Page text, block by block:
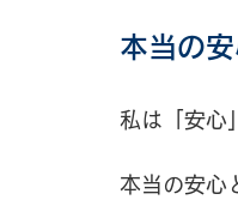
本当の
私は「安心
本当の安心